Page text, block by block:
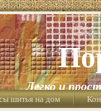
Легко и
шитья на дом